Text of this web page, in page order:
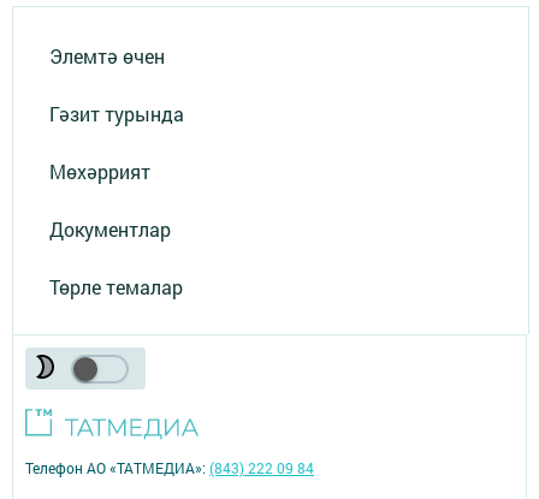
Элемтә өчен
Гәзит турында
Мөхәррият
Документлар
Төрле темалар
Телефон АО «ТАТМЕДИА»:(843) 222 09 84